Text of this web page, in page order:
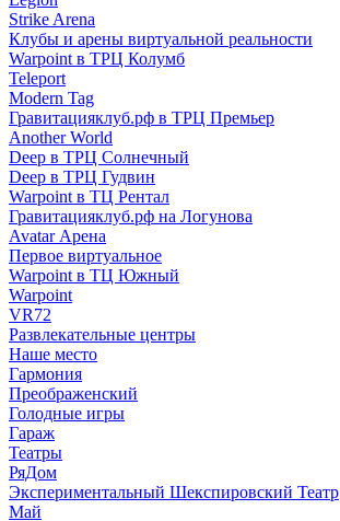
Strike Arena
Клубы и арены виртуальной реальности
Warpoint в ТРЦ Колумб
Teleport
Modern Tag
Гравитацияклуб.рф в ТРЦ Премьер
Another World
Deep в ТРЦ Солнечный
Deep в ТРЦ Гудвин
Warpoint в ТЦ Рентал
Гравитацияклуб.рф на Логунова
Avatar Арена
Первое виртуальное
Warpoint в ТЦ Южный
Warpoint
VR72
Развлекательные центры
Наше место
Гармония
Преображенский
Голодные игры
Гараж
Театры
РяДом
Экспериментальный Шекспировский Театр
Май